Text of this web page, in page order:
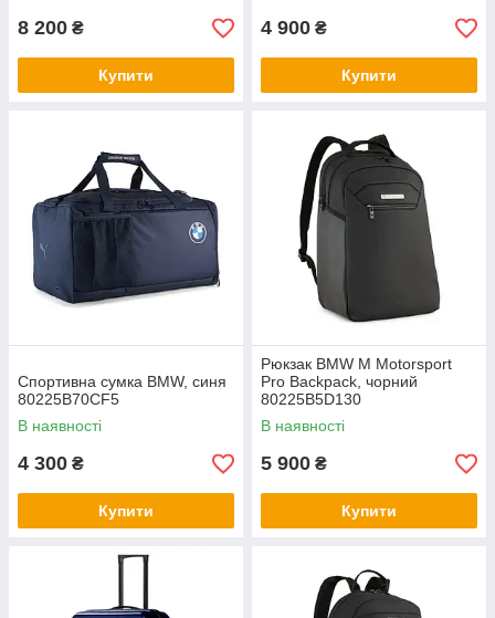
8 200 ₴
Купити
4 900 ₴
Купити
Спортивна сумка BMW, синя
80225B70CF5
В наявності
4 300 ₴
Купити
Рюкзак BMW M Motorsport
Pro Backpack, чорний
80225B5D130
В наявності
5 900 ₴
Купити